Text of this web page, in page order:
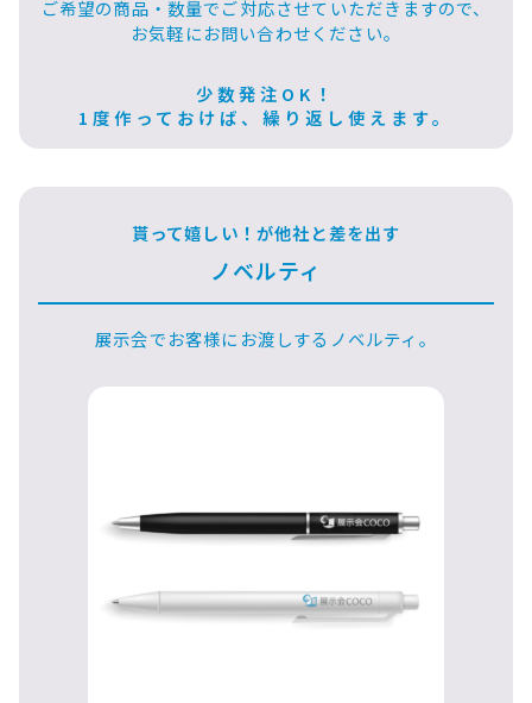
ご希望の商品・数量でご対応させていただきますので、
お気軽にお問い合わせください。
少数発注OK！
1度作っておけば、繰り返し使えます。
貰って嬉しい！が他社と差を出す
ノベルティ
展示会でお客様にお渡しするノベルティ。